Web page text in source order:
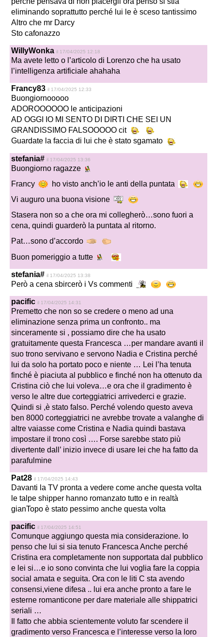
eliminando soprattutto perché lui le è sceso tantissimo
Altro che mr Darcy
Sto cafonazzo
WillyWonka il 17/04/2025 12:18
Ma avete letto o l’articolo di Lorenzo che ha usato
l’intelligenza artificiale ahahaha
Francy83 il 17/04/2025 12:33
Buongiornooooo
ADOROOOOOO le anticipazioni
AD OGGI IO MI SENTO DI DIRTI CHE SEI UN
GRANDISSIMO FALSOOOOO cit
Guardate la faccia di lui che è stato sgamato
stefania# il 17/04/2025 13:36
Buongiorno ragazze
Francy
ho visto anch’io le anti della puntata
Vi auguro una buona visione
Stasera non so a che ora mi collegherò…sono fuori a
cena, quindi guarderò la puntata al ritorno.
Pat…sono d’accordo
Buon pomeriggio a tutte
stefania# il 17/04/2025 13:38
Però a cena sbircerò i Vs commenti
pacific il 17/04/2025 14:31
Premetto che non so se credere o meno ad una
eliminazione senza prima un confronto.. ma
sinceramente si , possiamo dire che ha usato
gratuitamente questa Francesca …per mandare avanti il
suo trono servivano e servono Nadia e Cristina perché
lui da solo ha portato poco e niente … Lei l’ha tenuta
finché è piaciuta al pubblico e finché non ha ottenuto da
Cristina ciò che lui voleva…e ora che il gradimento è
verso le altre due corteggiatrici arrivederci e grazie.
Quindi si ,è stato falso. Perché volendo questo aveva
ben 8000 corteggiatrici ne avrebbe trovate a valanghe di
altre vaiasse come Cristina e Nadia quindi bastava
impostare il trono così …. Forse sarebbe stato più
divertente dall’ inizio invece di usare lei che ha fatto da
parafulmine
Pat28 il 17/04/2025 14:43
Davanti la TV pronta a vedere come anche questa volta
le talpe shipper hanno romanzato tutto e in realtà
gianTopo è stato pessimo anche questa volta
pacific il 17/04/2025 14:51
Comunque aggiungo questa mia considerazione. Io
penso che lui si sia tenuto Francesca Anche perché
Cristina era completamente non supportata dal pubblico
e lei si…e io sono convinta che lui voglia fare la coppia
social amata e seguita. Ora con le liti C sta avendo
consensi,viene difesa .. lui era anche pronto a fare le
esterne romanticone per dare materiale alle shippatrici
seriali …
Il fatto che abbia scientemente voluto far scendere il
gradimento verso Francesca e l’interesse verso la loro